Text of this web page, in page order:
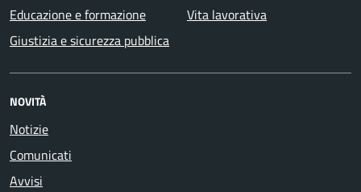
Educazione e formazione
Giustizia e sicurezza pubblica
Vita lavorativa
NOVITÀ
Notizie
Comunicati
Avvisi